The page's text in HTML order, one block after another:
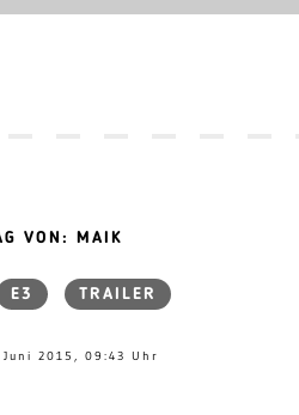
VON: MAIK
E3 TRAILER
2015, 09:43 Uhr